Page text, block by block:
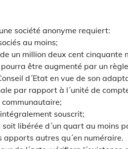
société anonyme requiert:
au moins;
un million deux cent cinquante
être augmenté par un
d´Etat en vue de son
par rapport à l´unité de
souscrit;
libérée d´un quart au moins
apports autres qu´en numéraire.